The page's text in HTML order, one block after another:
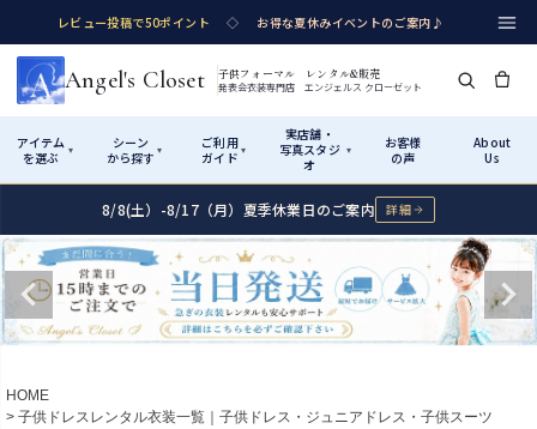
レビュー投稿で50ポイント ◇ お得な夏休みイベントのご案内♪
Angel's Closet 子供フォーマル レンタル&販売
発表会衣装専門店 エンジェルス クローゼット
アイテム
を選ぶ
▾
シーン
から探す ▾
ご利用
ガイド ▾
実店舗・
写真スタジ
オ
▾
お客様
の声
About
Us
Shop by Category アイテムから探す
カテゴリ詳細→ サイズで選ぶ
Rentalレンタル
Shop by Occasion シーンから探す
性別・サイズで絞り込む
How It Works ご利用ガイド
Start はじめに
01
Visit Us 実店舗・写真スタジオ
8/8(土）-8/17（月）夏季休業日のご案内 詳細
HOME
子供ドレスレンタル衣装一覧｜子供ドレス・ジュニアドレス・子供スーツ